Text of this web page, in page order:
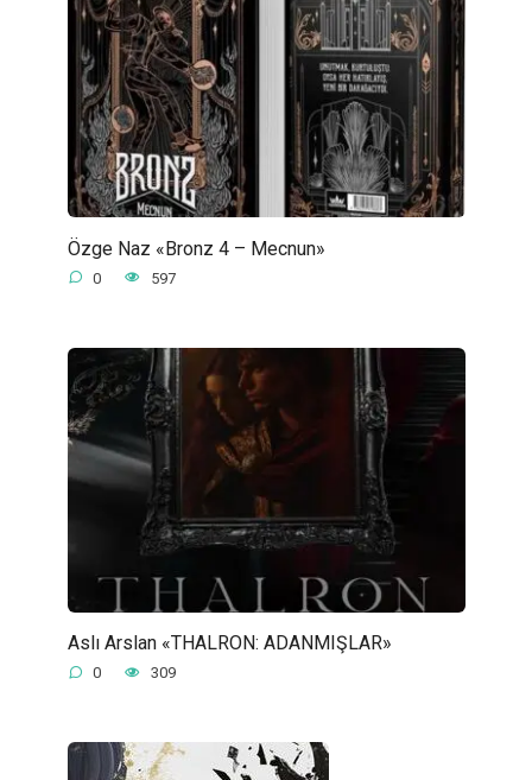
Özge Naz «Bronz 4 – Mecnun»
0 597
Aslı Arslan «THALRON: ADANMIŞLAR»
0 309